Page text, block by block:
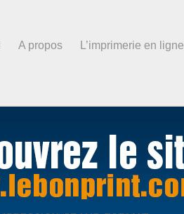
A propos L’imprimerie en ligne